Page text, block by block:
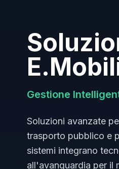
Gestione
Soluzioni avanzate
trasporto pubblico e
sistemi integrano
all'avanguardia per il